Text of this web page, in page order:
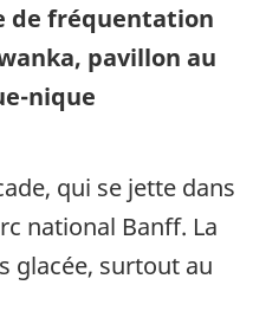
de fréquentation
pavillon au
nique
qui se jette dans
national Banff. La
glacée, surtout au